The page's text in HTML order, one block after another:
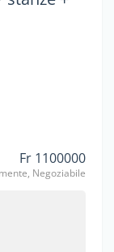
Fr 1100000
Negoziabile